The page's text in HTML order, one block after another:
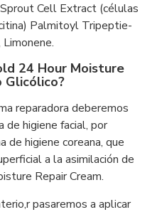
Cell Extract (células
Palmitoyl Tripeptie-
24 Hour Moisture
Glicólico?
reparadora deberemos
de higiene facial, por
de higiene coreana, que
a la asimilación de
Repair Cream.
pasaremos a aplicar